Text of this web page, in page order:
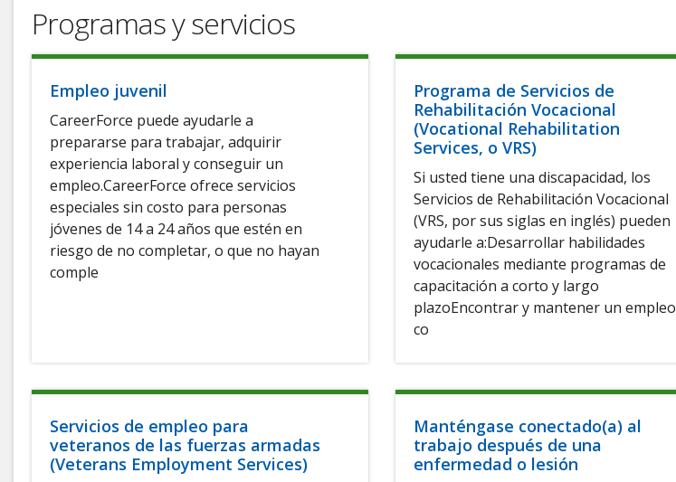
Programas y servicios
Empleo juvenil
CareerForce puede ayudarle a
prepararse para trabajar, adquirir
experiencia laboral y conseguir un
empleo.CareerForce ofrece servicios
especiales sin costo para personas
jóvenes de 14 a 24 años que estén en
riesgo de no completar, o que no hayan
comple
Programa de Servicios de
Rehabilitación Vocacional
(Vocational Rehabilitation
Services, o VRS)
Si usted tiene una discapacidad, los
Servicios de Rehabilitación Vocacional
(VRS, por sus siglas en inglés) pueden
ayudarle a:Desarrollar habilidades
vocacionales mediante programas de
capacitación a corto y largo
plazoEncontrar y mantener un empleo
co
Servicios de empleo para
veteranos de las fuerzas armadas
(Veterans Employment Services)
Manténgase conectado(a) al
trabajo después de una
enfermedad o lesión